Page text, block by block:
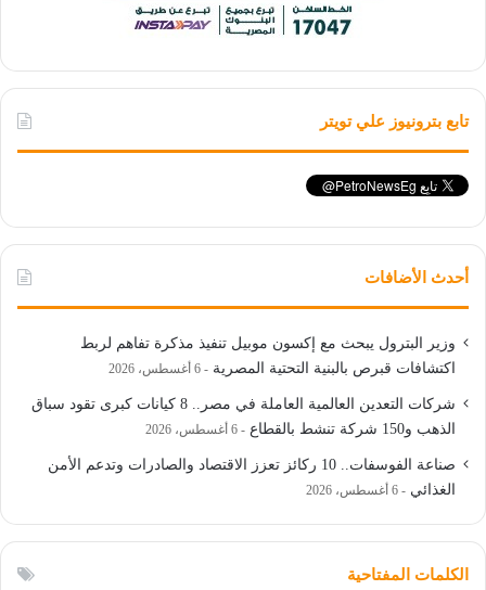
تابع بترونيوز علي تويتر
أحدث الأضافات
وزير البترول يبحث مع إكسون موبيل تنفيذ مذكرة تفاهم لربط
اكتشافات قبرص بالبنية التحتية المصرية
6 أغسطس، 2026
شركات التعدين العالمية العاملة في مصر.. 8 كيانات كبرى تقود سباق
الذهب و150 شركة تنشط بالقطاع
6 أغسطس، 2026
صناعة الفوسفات.. 10 ركائز تعزز الاقتصاد والصادرات وتدعم الأمن
الغذائي
6 أغسطس، 2026
الكلمات المفتاحية